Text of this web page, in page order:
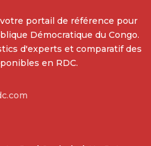
portail de référence pour
Démocratique du Congo.
d'experts et comparatif des
en RDC.